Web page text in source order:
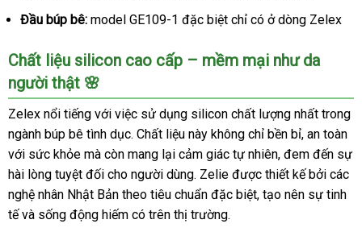
Đầu búp bê: model GE109-1 đặc biệt chỉ có ở dòng Zelex
Chất liệu silicon cao cấp – mềm mại như da
người thật 🌸
Zelex nổi tiếng với việc sử dụng silicon chất lượng nhất trong
ngành búp bê tình dục. Chất liệu này không chỉ bền bỉ, an toàn
với sức khỏe mà còn mang lại cảm giác tự nhiên, đem đến sự
hài lòng tuyệt đối cho người dùng. Zelie được thiết kế bởi các
nghệ nhân Nhật Bản theo tiêu chuẩn đặc biệt, tạo nên sự tinh
tế và sống động hiếm có trên thị trường.